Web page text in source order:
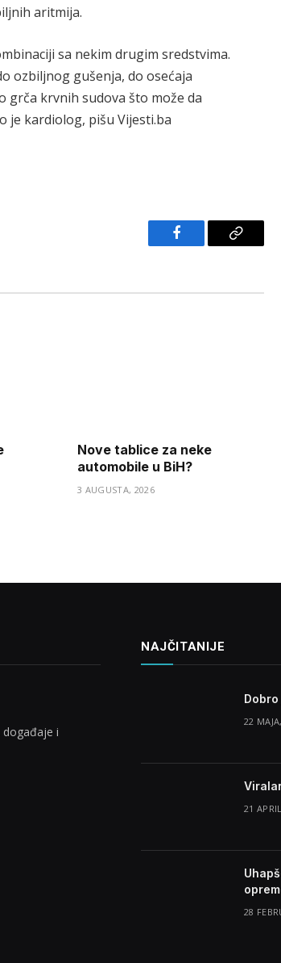
aritmija.
sa nekim drugim sredstvima.
ozbiljnog gušenja, do osećaja
grča krvnih sudova što može da
je kardiolog, pišu Vijesti.ba
Facebook Copy
Nove tablice za neke
automobile u BiH?
3 AUGUSTA, 2026
i
NAJČITANIJE
22
21
28